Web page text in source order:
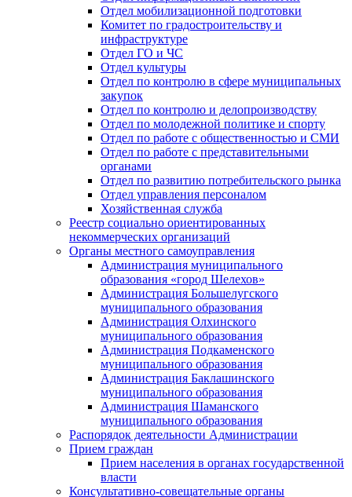
Отдел мобилизационной подготовки
Комитет по градостроительству и
инфраструктуре
Отдел ГО и ЧС
Отдел культуры
Отдел по контролю в сфере муниципальных
закупок
Отдел по контролю и делопроизводству
Отдел по молодежной политике и спорту
Отдел по работе с общественностью и СМИ
Отдел по работе с представительными
органами
Отдел по развитию потребительского рынка
Отдел управления персоналом
Хозяйственная служба
Реестр социально ориентированных
некоммерческих организаций
Органы местного самоуправления
Администрация муниципального
образования «город Шелехов»
Администрация Большелугского
муниципального образования
Администрация Олхинского
муниципального образования
Администрация Подкаменского
муниципального образования
Администрация Баклашинского
муниципального образования
Администрация Шаманского
муниципального образования
Распорядок деятельности Администрации
Прием граждан
Прием населения в органах государственной
власти
Консультативно-совещательные органы